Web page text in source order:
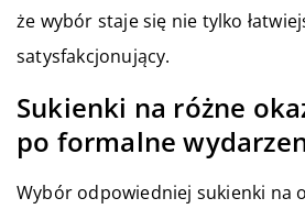
że wybór staje się nie tylko
satysfakcjonujący.
Sukienki na różne
po formalne
Wybór odpowiedniej sukienki na